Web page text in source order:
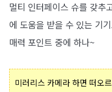
멀티 인터페이스 슈를 갖추
에 도움을 받을 수 있는 기
매력 포인트 중에 하나~
미러리스 카메라 하면 떠오